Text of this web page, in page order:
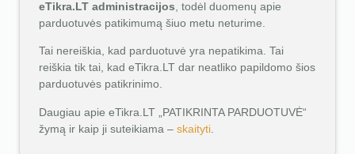
eTikra.LT administracijos , todėl duomenų apie
parduotuvės patikimumą šiuo metu neturime.
Tai nereiškia, kad parduotuvė yra nepatikima. Tai
reiškia tik tai, kad eTikra.LT dar neatliko papildomo šios
parduotuvės patikrinimo.
Daugiau apie eTikra.LT „PATIKRINTA PARDUOTUVĖ“
žymą ir kaip ji suteikiama – skaityti